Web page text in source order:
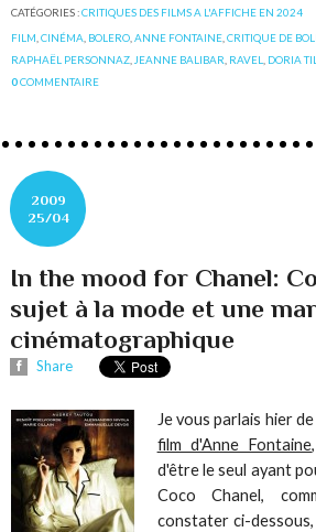
CATÉGORIES :CRITIQUES DES FILMS A L'AFFICHE EN 2024
FILM ,CINÉMA BOLERO ,ANNE FONTAINE ,CRITIQUE DE
RAPHAËL PERSONNAZ JEANNE BALIBAR RAVEL DORIA
0COMMENTAIRE
2009
25/04
In the mood for Chanel:
sujet à la mode et une
cinématographique
Share
Je vous parlais hier de
film d'Anne Fontaine
d'être le seul ayant
Coco Chanel,
constater ci-